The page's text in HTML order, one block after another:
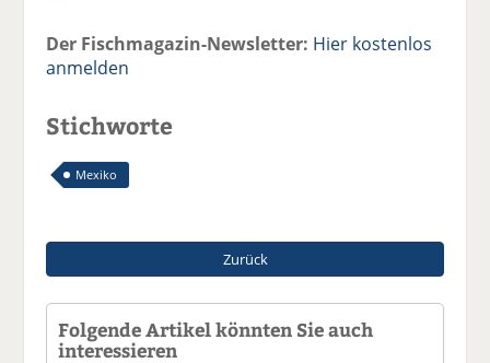
Der Fischmagazin-Newsletter: Hier kostenlos
anmelden
Stichworte
Mexiko
Zurück
Folgende Artikel könnten Sie auch
interessieren